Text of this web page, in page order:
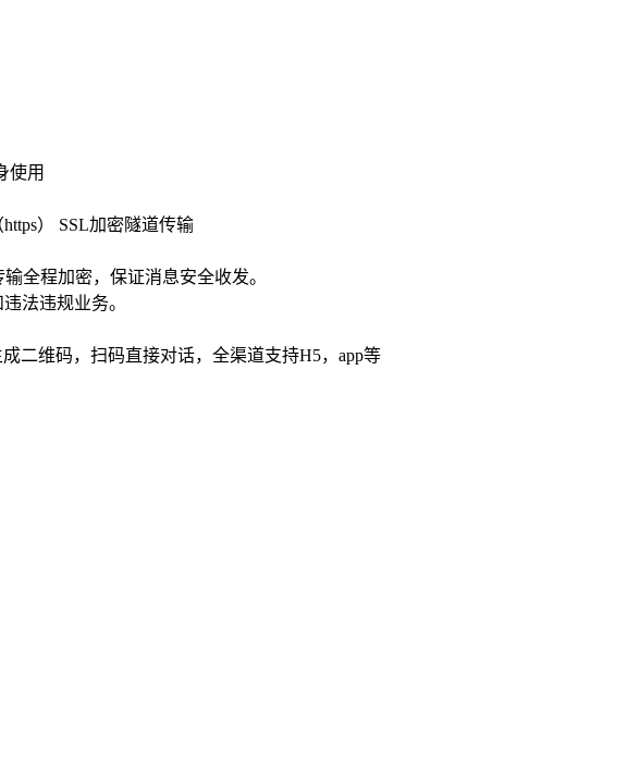
使用
） SSL加密隧道传输
全程加密，保证消息安全收发。
法违规业务。
二维码，扫码直接对话，全渠道支持H5，app等